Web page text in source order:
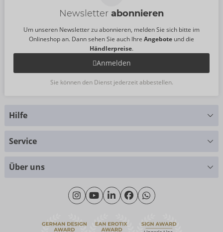
Newsletter abonnieren
Um unseren Newsletter zu abonnieren, melden Sie sich bitte im
Onlineshop an. Dann sehen Sie auch Ihre Angebote und die
Händlerpreise.
Anmelden
Sie können den Dienst jederzeit abbestellen.
Hilfe
Montag - Donnerstag: 09:00 - 16:00 Uhr
Freitag: 09:00 - 15:00 Uhr
Kontakt
Service
Über uns
Wir über uns
Nachhaltigkeit
eroFame